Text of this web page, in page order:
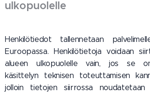
ulkopuolelle
Henkilötiedot tallennetaan
Euroopassa. Henkilötietoja voidaan
alueen ulkopuolelle vain, jos se
käsittelyn teknisen toteuttamisen
jolloin tietojen siirrossa noudatetaan